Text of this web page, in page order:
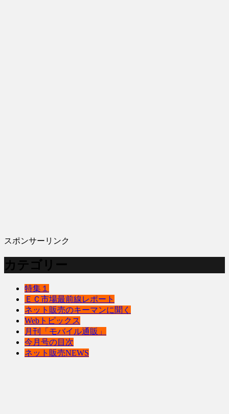
スポンサーリンク
カテゴリー
特集１
ＥＣ市場最前線レポート
ネット販売のキーマンに聞く
Webトピックス
月刊「モバイル通販」
今月号の目次
ネット販売NEWS